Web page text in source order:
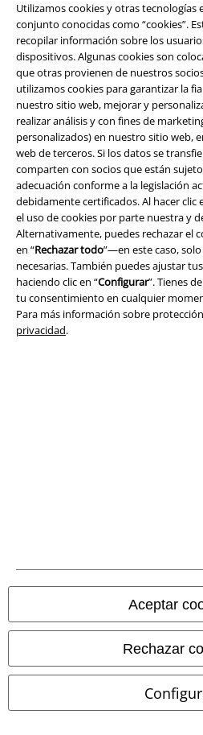
Utilizamos cookies y otras tecnologías
conjunto conocidas como “cookies”.
recopilar información sobre los
dispositivos. Algunas cookies son
que otras provienen de nuestros
utilizamos cookies para garantizar la
nuestro sitio web, mejorar y
realizar análisis y con fines de
personalizados) en nuestro sitio web,
web de terceros. Si los datos se
comparten con socios que están
adecuación conforme a la legislación
debidamente certificados. Al hacer clic
el uso de cookies por parte nuestra y
Alternativamente, puedes rechazar el
en “Rechazar todo”—en este caso,
necesarias. También puedes ajustar
haciendo clic en “Configurar”. Tienes
tu consentimiento en cualquier
Para más información sobre
privacidad.
Aceptar
Rechazar
Stock bajo
Talla grande
PVPR24,99 €
19,99 €
Funky Monkey
Gas Monkey
Garage
Camiseta
%
Jester Skull
%